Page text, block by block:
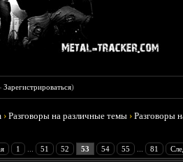
Зарегистрироваться)
›Разговоры на различные темы ›Разговоры
1 51 52 53 54 55 81